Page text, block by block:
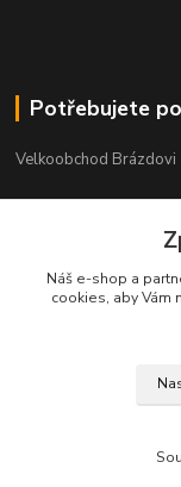
Potřebujete
Velkoobchod Brázdovi
+420 602 565
brazdovi@svicky-
Náš e-shop a
cookies, aby Vám